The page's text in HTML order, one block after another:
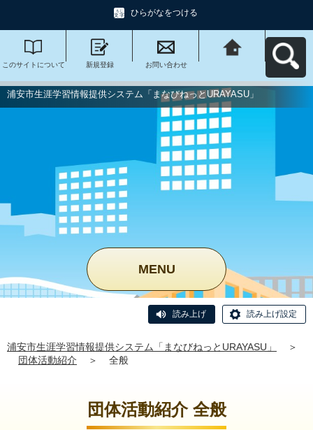
ひらがなをつける
このサイトについて 新規登録 お問い合わせ
びねっと
URAYASU」へ戻る
浦安市生涯学習情報提供システム「まなびねっとURAYASU」
MENU
読み上げ 読み上げ設定
浦安市生涯学習情報提供システム「まなびねっとURAYASU」
＞
団体活動紹介
＞ 全般
団体活動紹介 全般